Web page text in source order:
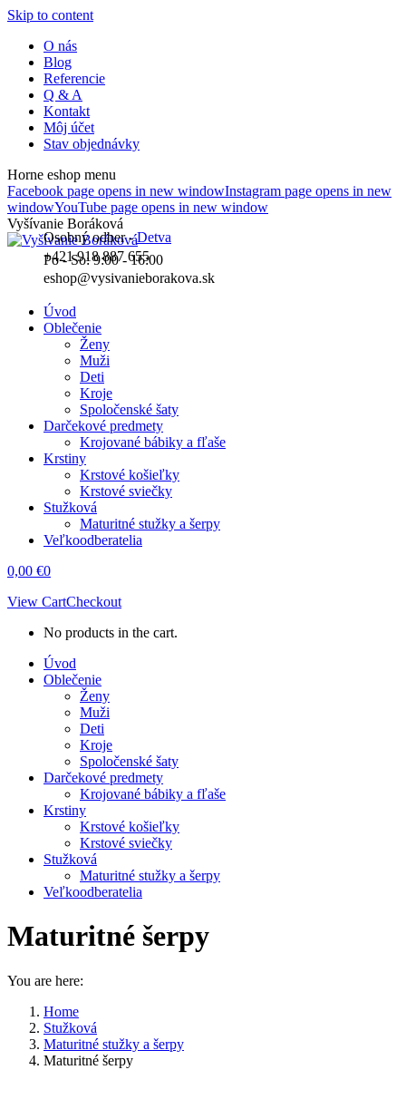
Skip to content
O nás
Blog
Referencie
Q & A
Kontakt
Môj účet
Stav objednávky
Horne eshop menu
Facebook page opens in new windowInstagram page opens in new
windowYouTube page opens in new window
Vyšívanie Boráková
Osobný odber -Detva
Po - So: 9:00 - 16:00
+421 918 887 655
eshop@vysivanieborakova.sk
Úvod
Oblečenie
Ženy
Muži
Deti
Kroje
Spoločenské šaty
Darčekové predmety
Krojované bábiky a fľaše
Krstiny
Krstové košieľky
Krstové sviečky
Stužková
Maturitné stužky a šerpy
Veľkoodberatelia
0,00 €0
View CartCheckout
No products in the cart.
Úvod
Oblečenie
Ženy
Muži
Deti
Kroje
Spoločenské šaty
Darčekové predmety
Krojované bábiky a fľaše
Krstiny
Krstové košieľky
Krstové sviečky
Stužková
Maturitné stužky a šerpy
Veľkoodberatelia
Maturitné šerpy
You are here:
Home
Stužková
Maturitné stužky a šerpy
Maturitné šerpy